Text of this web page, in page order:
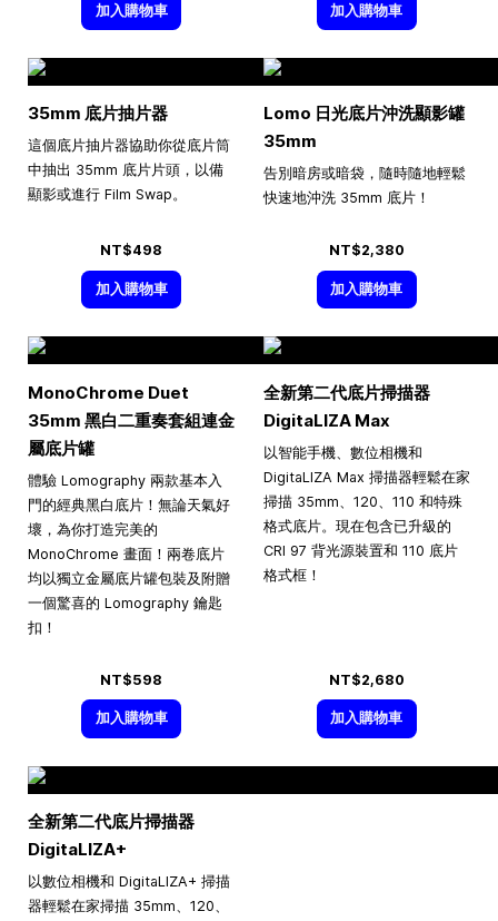
加入購物車 加入購物車
35mm 底片抽片器
這個底片抽片器協助你從底片筒
中抽出 35mm 底片片頭，以備
顯影或進行 Film Swap。
NT$498
加入購物車
Lomo 日光底片沖洗顯影罐
35mm
告別暗房或暗袋，隨時隨地輕鬆
快速地沖洗 35mm 底片！
NT$2,380
加入購物車
MonoChrome Duet
35mm 黑白二重奏套組連金
屬底片罐
體驗 Lomography 兩款基本入
門的經典黑白底片！無論天氣好
壞，為你打造完美的
MonoChrome 畫面！兩卷底片
均以獨立金屬底片罐包裝及附贈
一個驚喜的 Lomography 鑰匙
扣！
NT$598
加入購物車
全新第二代底片掃描器
DigitaLIZA Max
以智能手機、數位相機和
DigitaLIZA Max 掃描器輕鬆在家
掃描 35mm、120、110 和特殊
格式底片。現在包含已升級的
CRI 97 背光源裝置和 110 底片
格式框！
NT$2,680
加入購物車
全新第二代底片掃描器
DigitaLIZA+
以數位相機和 DigitaLIZA+ 掃描
器輕鬆在家掃描 35mm、120、